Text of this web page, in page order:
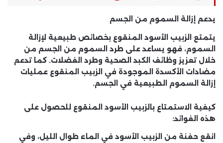
يدعم إزالة السموم من الجسم
يتمتع الزبيب الأسود المنقوع بخصائص طبيعية لإزالة
السموم، فهو يساعد على طرد السموم من الجسم من
خلال تعزيز وظائف الكبد الصحية وطرد الفضلات. كما تدعم
مضادات الأكسدة الموجودة في الزبيب المنقوع عمليات
إزالة السموم الطبيعية في الجسم.
كيفية الاستمتاع بالزبيب الأسود المنقوع للحصول على
هذه الفوائد:
انقع حفنة من الزبيب الأسود في الماء طوال الليل، وفي